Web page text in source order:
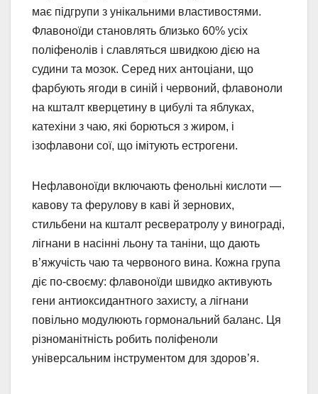
має підгрупи з унікальними властивостями.
Флавоноїди становлять близько 60% усіх
поліфенолів і славляться швидкою дією на
судини та мозок. Серед них антоціани, що
фарбують ягоди в синій і червоний, флавоноли
на кшталт кверцетину в цибулі та яблуках,
катехіни з чаю, які борються з жиром, і
ізофлавони сої, що імітують естрогени.
Нефлавоноїди включають фенольні кислоти —
кавову та ферулову в каві й зернових,
стильбени на кшталт ресвератролу у винограді,
лігнани в насінні льону та таніни, що дають
в’яжучість чаю та червоного вина. Кожна група
діє по-своєму: флавоноїди швидко активують
гени антиоксидантного захисту, а лігнани
повільно модулюють гормональний баланс. Ця
різноманітність робить поліфеноли
універсальним інструментом для здоров’я.